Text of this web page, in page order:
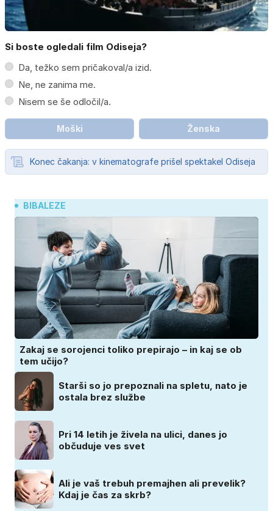
Si boste ogledali film Odiseja?
Da, težko sem pričakoval/a izid.
Ne, ne zanima me.
Nisem se še odločil/a.
Moški Ženska
Konec čakanja: v kinematografe prišel spektakel Odiseja
BIBALEZE
Zakaj se sorojenci toliko prepirajo – in kaj se ob
tem učijo?
Starši so jo prepoznali na spletu, nato je
ostala brez službe
Pri 14 letih je živela na ulici, danes jo
občuduje ves svet
Ali je vaš trebuh premajhen ali prevelik?
Kdaj je čas za skrb?